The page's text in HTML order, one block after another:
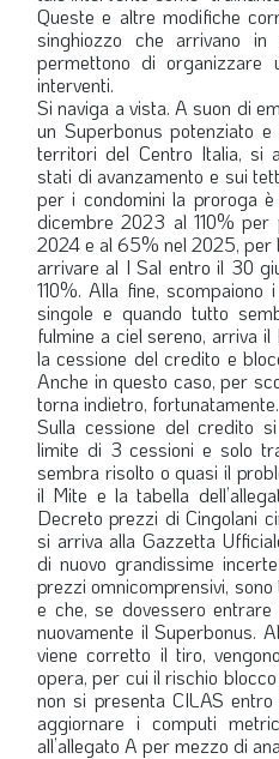
Queste e altre modifiche
singhiozzo che arrivano
permettono di organizzare
interventi.
Si naviga a vista. A suon di
un Superbonus potenziato
territori del Centro Italia, si
stati di avanzamento e sui
per i condomini la proroga
dicembre 2023 al 110%
2024 e al 65% nel 2025, per
arrivare al I Sal entro il 30
110%. Alla fine,
singole e quando tutto
fulmine a ciel sereno, arriva
la cessione del credito e
Anche in questo caso, per
torna indietro, fortunatamente.
Sulla cessione del credito
limite di 3 cessioni e solo
sembra risolto o quasi il
il Mite e la tabella
Decreto prezzi di Cingolani
si arriva alla Gazzetta
di nuovo grandissime
prezzi omnicomprensivi,
e che, se dovessero
nuovamente il Superbonus.
viene corretto il tiro,
opera, per cui il rischio
non si presenta CILAS
aggiornare i computi
all’allegato A per mezzo di